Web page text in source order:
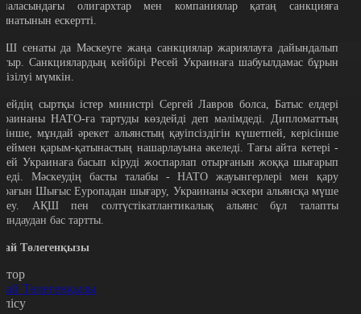
олигархтар мен компаниялар қатаң санкцияға
ескертті.
сенаты да Мәскеуге жаңа санкциялар жариялауға дайындалып
Санкциялардың кейбірі Ресей Украинаға шабуылдамас бұрын
мүмкін.
сыртқы істер министрі Сергей Лавров болса, Батыс елдері
НАТО-ға тартуды көздейді деп мәлімдеді. Дипломаттың
мұндай әрекет альянстың қауіпсіздігін күшетпей, керісінше
қарым-қатынастың нашарлауына әкеледі. Тағы айта кетері -
Украинаға басып кіруді жоспарлап отырғанын жоққа шығарып
Мәскеудің басты талабы - НАТО жауынгерлері мен қару
Шығыс Еуропадан шығару, Украинаны әскери альянсқа мүше
АҚШ пен солтүстікатлантикалық альянс бұл талапты
бас тартты.
Төлегенқызы
Төлегенқызы